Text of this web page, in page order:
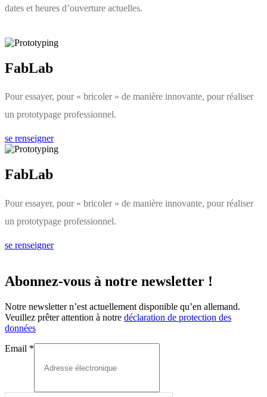
dates et heures d’ouverture actuelles.
FabLab
Pour essayer, pour « bricoler » de manière innovante, pour réaliser
un prototypage professionnel.
se renseigner
FabLab
Pour essayer, pour « bricoler » de manière innovante, pour réaliser
un prototypage professionnel.
se renseigner
Abonnez-vous à notre newsletter !
Notre newsletter n’est actuellement disponible qu’en allemand.
Veuillez prêter attention à notre déclaration de protection des
données
Email *